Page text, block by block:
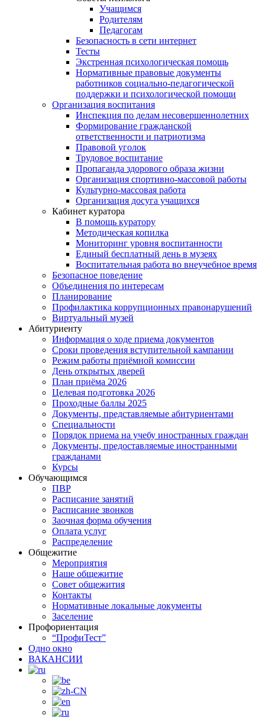
Учащимся
Родителям
Педагогам
Безопасность в сети интернет
Тесты
Экстренная психологическая помощь
Нормативные правовые документы
работников социально-педагогической
поддержки и психологической помощи
Организация воспитания
Инспекция по делам несовершеннолетних
Формирование гражданской
ответственности и патриотизма
Правовой уголок
Трудовое воспитание
Пропаганда здорового образа жизни
Организация спортивно-массовой работы
Культурно-массовая работа
Организация досуга учащихся
Кабинет куратора
В помощь куратору
Методическая копилка
Мониторинг уровня воспитанности
Единый бесплатный день в музеях
Воспитательная работа во внеучебное время
Безопасное поведение
Объединения по интересам
Планирование
Профилактика коррупционных правонарушений
Виртуальный музей
Абитуриенту
Информация о ходе приема документов
Сроки проведения вступительной кампании
Режим работы приёмной комиссии
День открытых дверей
План приёма 2026
Целевая подготовка 2026
Проходные баллы 2025
Документы, представляемые абитуриентами
Специальности
Порядок приема на учебу иностранных граждан
Документы, предоставляемые иностранными
гражданами
Курсы
Обучающимся
ПВР
Расписание занятий
Расписание звонков
Заочная форма обучения
Оплата услуг
Распределение
Общежитие
Мероприятия
Наше общежитие
Совет общежития
Контакты
Нормативные локальные документы
Заселение
Профориентация
“ПрофиТест”
Одно окно
ВАКАНСИИ